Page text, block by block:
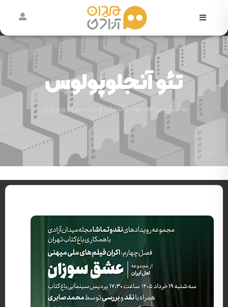
حال
اکران
آرشیو
تئو آنجلوپولوس
به آسانی برنامه خود را انتخاب و بلیت تان را رزرو کنید.